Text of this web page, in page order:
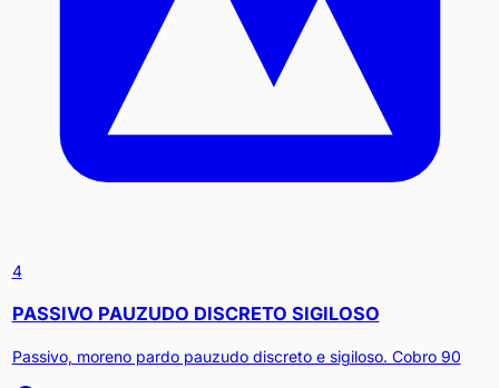
4
PASSIVO PAUZUDO DISCRETO SIGILOSO
Passivo, moreno pardo pauzudo discreto e sigiloso. Cobro 90